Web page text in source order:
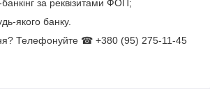
за реквізитами ФОП;
якого банку.
Телефонуйте ☎ +380 (95) 275-11-45